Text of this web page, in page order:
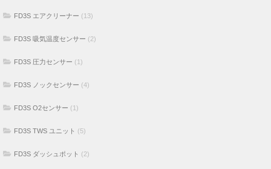
FD3S エアクリーナー (13)
FD3S 吸気温度センサー (2)
FD3S 圧力センサー (1)
FD3S ノックセンサー (4)
FD3S O2センサー (1)
FD3S TWS ユニット (5)
FD3S ダッシュポット (2)